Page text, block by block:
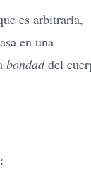
es arbitraria,
en una
bondaddel